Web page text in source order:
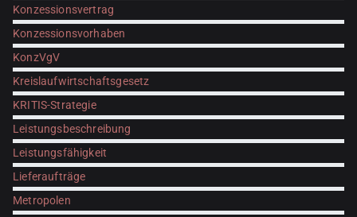
Konzessionsvertrag
Konzessionsvorhaben
KonzVgV
Kreislaufwirtschaftsgesetz
KRITIS-Strategie
Leistungsbeschreibung
Leistungsfähigkeit
Lieferaufträge
Metropolen